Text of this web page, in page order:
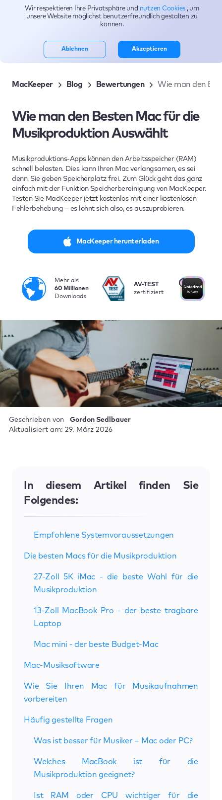
Themen
MacKeeper Blog Bewertungen Wie man den
Wie man den Besten Mac für die
Musikproduktion Auswählt
Musikproduktions-Apps können den Arbeitsspeicher (RAM)
schnell belasten. Dies kann Ihren Mac verlangsamen, es sei
denn, Sie geben Speicherplatz frei. Zum Glück geht das ganz
einfach mit der Funktion Speicherbereinigung von MacKeeper.
Testen Sie MacKeeper jetzt kostenlos mit einer kostenlosen
Fehlerbehebung – es lohnt sich also, es auszuprobieren.
MacKeeper herunterladen
Mehr als
60 Millionen
Downloads
i
AV-TEST
zertifiziert
Geschrieben von
Gordon Sedlbauer
Aktualisiert am: 29. März 2026
In diesem Artikel finden Sie
Folgendes:
Empfohlene Systemvoraussetzungen
Die besten Macs für die Musikproduktion
27-Zoll 5K iMac - die beste Wahl für die
Musikproduktion
13-Zoll MacBook Pro - der beste tragbare
Laptop
Mac mini - der beste Budget-Mac
Mac-Musiksoftware
Wie Sie Ihren Mac für Musikaufnahmen
vorbereiten
Häufig gestellte Fragen
Was ist besser für Musiker – Mac oder PC?
Welches MacBook ist für die
Musikproduktion geeignet?
Ist RAM oder CPU wichtiger für die
Wir respektieren Ihre Privatsphäre und nutzen Cookies , um
unsere Website möglichst benutzerfreundlich gestalten zu
können.
Ablehnen Akzeptieren